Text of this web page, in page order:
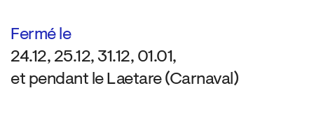
Fermé le
24.12, 25.12, 31.12, 01.01,
et pendant le Laetare (Carnaval)